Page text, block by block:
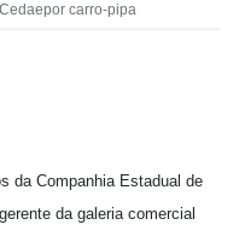
carro-pipa
da Companhia Estadual de
da galeria comercial